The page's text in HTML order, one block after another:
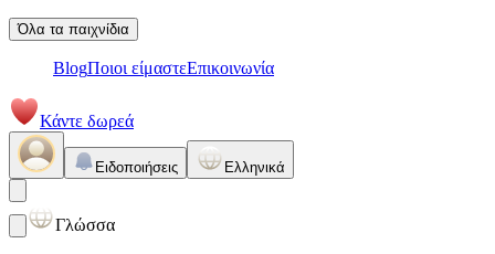
Όλα τα παιχνίδια
BlogΠοιοι είμαστεΕπικοινωνία
Κάντε δωρεά
Ειδοποιήσεις Ελληνικά
Γλώσσα